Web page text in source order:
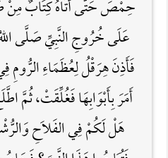
حِمْصَ حَتَّى أَتَاهُ كِتَابٌ مِنْ
عَلَى خُرُوجِ النَّبِيِّ صَلَّى
فَأَذِنَ هِرَقْلُ لِعُظَمَاءِ
أَمَرَ بِأَبْوَابِهَا فَغُلِّقَتْ، ثُمَّ
هَلْ لَكُمْ فِي الفَلاَحِ